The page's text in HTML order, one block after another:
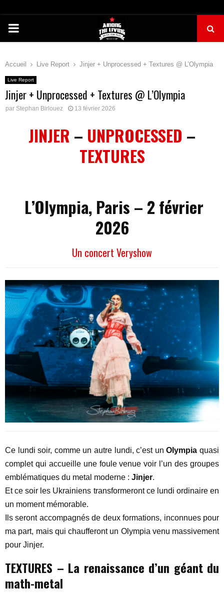
PRIMARY
Accueil Live Report Jinjer + Unprocessed + Textures @ L’Olympia
Live Report
Jinjer + Unprocessed + Textures @ L’Olympia
par Stephan Birlouez 13 février 2026
JINJER – UNPROCESSED –
TEXTURES
L’Olympia, Paris – 2 février
2026
Un concert Veryshow
Ce lundi soir, comme un autre lundi, c’est unOlympia quasi
complet qui accueille une foule venue voir l’un des groupes
emblématiques du metal moderne : Jinjer.
Et ce soir les Ukrainiens transformeront ce lundi ordinaire en
un moment mémorable.
Ils seront accompagnés de deux formations, inconnues pour
ma part, mais qui chaufferont un Olympia venu massivement
pour Jinjer.
TEXTURES – La renaissance d’un géant du
math-metal